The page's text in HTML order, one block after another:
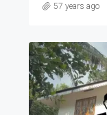
57 years ago